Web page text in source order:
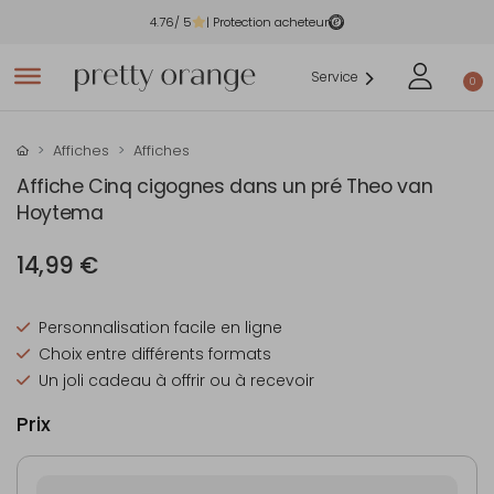
4.76/ 5 | Protection acheteur
Service 0
Affiches Affiches
Affiche Cinq cigognes dans un pré Theo van
Hoytema
14,99 €
Personnalisation facile en ligne
Choix entre différents formats
Un joli cadeau à offrir ou à recevoir
Prix